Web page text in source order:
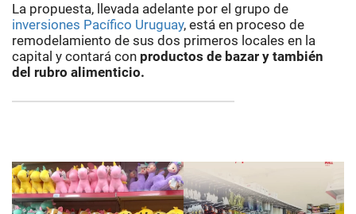
La propuesta, llevada adelante por el grupo de
inversiones Pacífico Uruguay, está en proceso de
remodelamiento de sus dos primeros locales en la
capital y contará con productos de bazar y también
del rubro alimenticio.